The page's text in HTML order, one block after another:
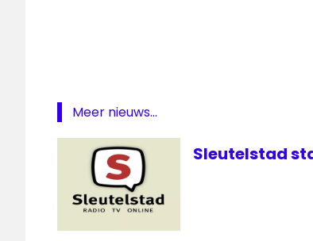
Meer nieuws...
Sleutelstad